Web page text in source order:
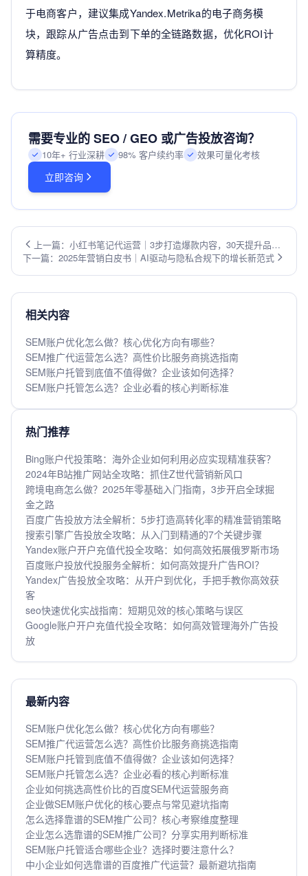
于电商客户，建议集成Yandex.Metrika的电子商务模
块，跟踪从广告点击到下单的全链路数据，优化ROI计
算精度。
需要专业的 SEO / GEO 或广告投放咨询？
10年+ 行业深耕 98% 客户续约率 效果可量化考核
立即咨询
上一篇：小红书笔记代运营｜3步打造爆款内容，30天提升品牌
曝光率200%
下一篇：2025年营销白皮书｜AI驱动与隐私合规下的增长新范式
相关内容
SEM账户优化怎么做？核心优化方向有哪些？
SEM推广代运营怎么选？高性价比服务商挑选指南
SEM账户托管到底值不值得做？企业该如何选择？
SEM账户托管怎么选？企业必看的核心判断标准
热门推荐
Bing账户代投策略：海外企业如何利用必应实现精准获客？
2024年B站推广网站全攻略：抓住Z世代营销新风口
跨境电商怎么做？2025年零基础入门指南，3步开启全球掘
金之路
百度广告投放方法全解析：5步打造高转化率的精准营销策略
搜索引擎广告投放全攻略：从入门到精通的7个关键步骤
Yandex账户开户充值代投全攻略：如何高效拓展俄罗斯市场
百度账户投放代投服务全解析：如何高效提升广告ROI？
Yandex广告投放全攻略：从开户到优化，手把手教你高效获
客
seo快速优化实战指南：短期见效的核心策略与误区
Google账户开户充值代投全攻略：如何高效管理海外广告投
放
最新内容
SEM账户优化怎么做？核心优化方向有哪些？
SEM推广代运营怎么选？高性价比服务商挑选指南
SEM账户托管到底值不值得做？企业该如何选择？
SEM账户托管怎么选？企业必看的核心判断标准
企业如何挑选高性价比的百度SEM代运营服务商
企业做SEM账户优化的核心要点与常见避坑指南
怎么选择靠谱的SEM推广公司？核心考察维度整理
企业怎么选靠谱的SEM推广公司？分享实用判断标准
SEM账户托管适合哪些企业？选择时要注意什么？
中小企业如何选靠谱的百度推广代运营？最新避坑指南